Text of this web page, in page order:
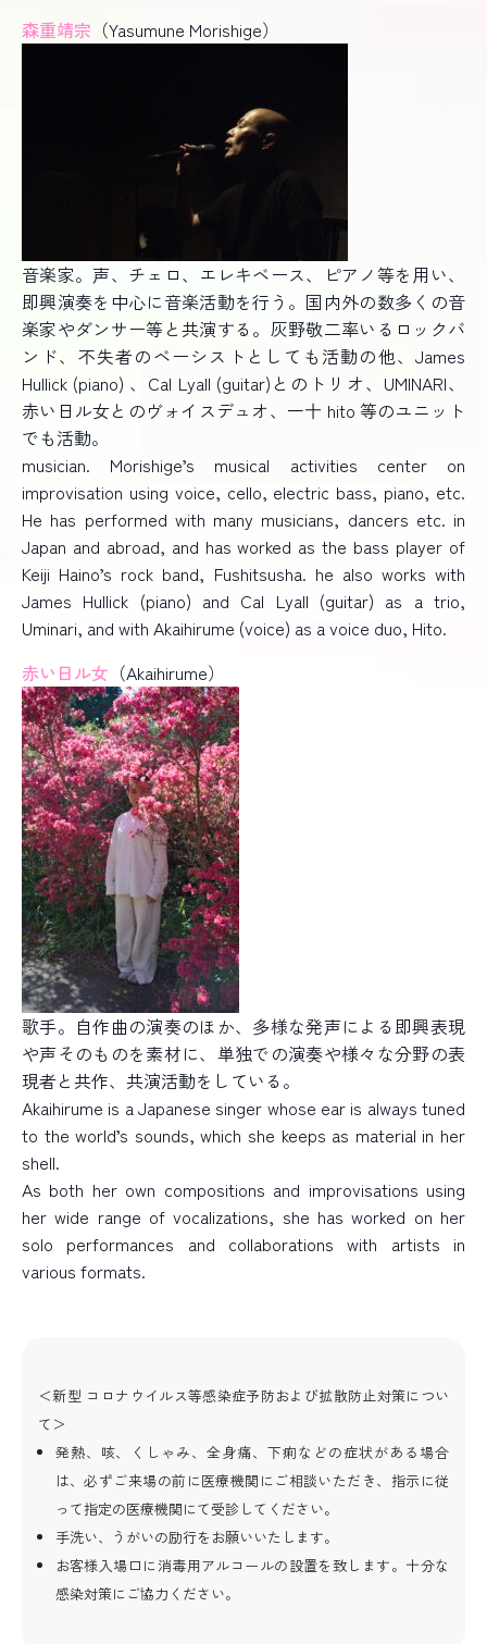
森重靖宗 （Yasumune Morishige）
音楽家。声、チェロ、エレキベース、ピアノ等を用い、
即興演奏を中心に音楽活動を行う。国内外の数多くの音
楽家やダンサー等と共演する。灰野敬二率いるロックバ
ンド、不失者のベーシストとしても活動の他、James
Hullick (piano) 、Cal Lyall (guitar)とのトリオ、UMINARI、
赤い日ル女とのヴォイスデュオ、一十 hito 等のユニット
でも活動。
musician. Morishige’s musical activities center on
improvisation using voice, cello, electric bass, piano, etc.
He has performed with many musicians, dancers etc. in
Japan and abroad, and has worked as the bass player of
Keiji Haino’s rock band, Fushitsusha. he also works with
James Hullick (piano) and Cal Lyall (guitar) as a trio,
Uminari, and with Akaihirume (voice) as a voice duo, Hito.
赤い日ル女 （Akaihirume）
歌手。自作曲の演奏のほか、多様な発声による即興表現
や声そのものを素材に、単独での演奏や様々な分野の表
現者と共作、共演活動をしている。
Akaihirume is a Japanese singer whose ear is always tuned
to the world’s sounds, which she keeps as material in her
shell.
As both her own compositions and improvisations using
her wide range of vocalizations, she has worked on her
solo performances and collaborations with artists in
various formats.
＜新型 コロナウイルス等感染症予防および拡散防止対策につい
て＞
発熱、咳、くしゃみ、全身痛、下痢などの症状がある場合
は、必ずご来場の前に医療機関にご相談いただき、指示に従
って指定の医療機関にて受診してください。
手洗い、うがいの励行をお願いいたします。
お客様入場口に消毒用アルコールの設置を致します。十分な
感染対策にご協力ください。